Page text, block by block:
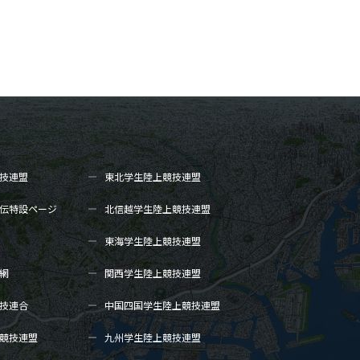
連盟 東北学生陸上競技連盟
特設ページ 北信越学生陸上競技連盟
東海学生陸上競技連盟
関西学生陸上競技連盟
連合 中国四国学生陸上競技連盟
技連盟 九州学生陸上競技連盟